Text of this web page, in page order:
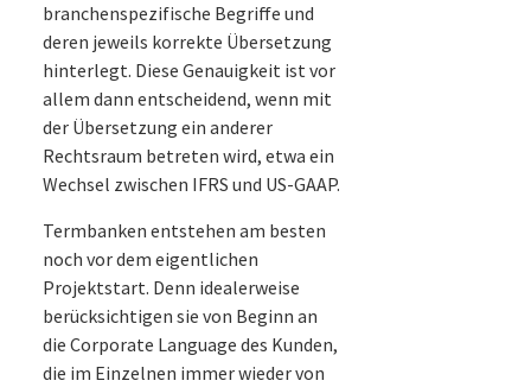
branchenspezifische Begriffe und
deren jeweils korrekte Übersetzung
hinterlegt. Diese Genauigkeit ist vor
allem dann entscheidend, wenn mit
der Übersetzung ein anderer
Rechtsraum betreten wird, etwa ein
Wechsel zwischen IFRS und US-GAAP.
Termbanken entstehen am besten
noch vor dem eigentlichen
Projektstart. Denn idealerweise
berücksichtigen sie von Beginn an
die Corporate Language des Kunden,
die im Einzelnen immer wieder von